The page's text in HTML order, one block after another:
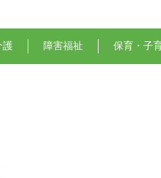
護 障害福祉 保育・子